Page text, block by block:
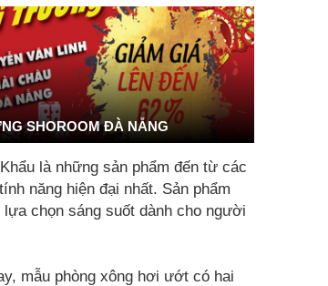
SHOROOM ĐÀ NẴNG
là những sản phẩm đến từ các
năng hiện đại nhất. Sản phẩm
chọn sáng suốt dành cho người
mẫu phòng xông hơi ướt có hai